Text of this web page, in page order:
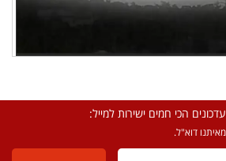
הכי חמים ישירות למייל:
דוא"ל.